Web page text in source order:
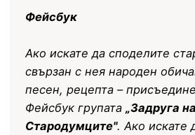
Фейсбук
Ако искате да споделите
свързан с нея народен
песен, рецепта –
Фейсбук групата „Задруга на
Стародумците". Ако искате